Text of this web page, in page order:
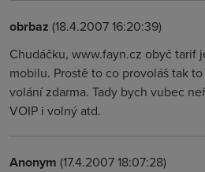
obrbaz (18.4.2007 16:20:39)
Chudáčku, www.fayn.cz obyč tarif
mobilu. Prostě to co provoláš tak
volání zdarma. Tady bych vubec
VOIP i volný atd.
Anonym (17.4.2007 18:07:28)